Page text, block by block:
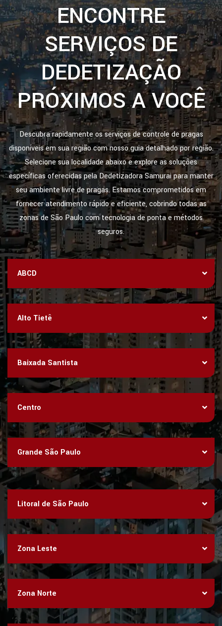
ENCONTRE
SERVIÇOS DE
DEDETIZAÇÃO
PRÓXIMOS A VOCÊ
Descubra rapidamente os serviços de controle de pragas
disponíveis em sua região com nosso guia detalhado por região.
Selecione sua localidade abaixo e explore as soluções
específicas oferecidas pela Dedetizadora Samurai para manter
seu ambiente livre de pragas. Estamos comprometidos em
fornecer atendimento rápido e eficiente, cobrindo todas as
zonas de São Paulo com tecnologia de ponta e métodos
seguros.
ABCD
Alto Tietê
Baixada Santista
Centro
Grande São Paulo
Litoral de São Paulo
Zona Leste
Zona Norte